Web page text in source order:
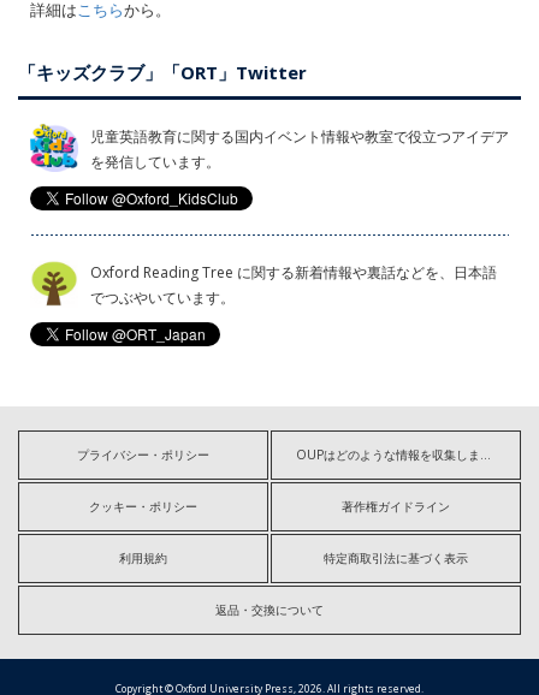
詳細はこちらから。
「キッズクラブ」「ORT」Twitter
児童英語教育に関する国内イベント情報や教室で役立つアイデア
を発信しています。
Oxford Reading Tree に関する新着情報や裏話などを、日本語
でつぶやいています。
プライバシー・ポリシー
クッキー・ポリシー 著作権ガイドライン
利用規約 特定商取引法に基づく表示
返品・交換について
Copyright © Oxford University Press, 2026. All rights reserved.